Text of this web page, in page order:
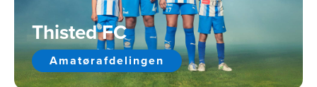
Thisted FC
Amatørafdelingen